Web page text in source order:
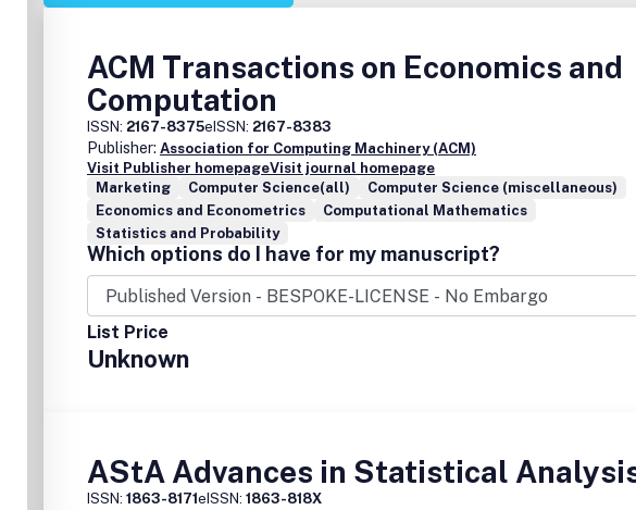
ACM Transactions on Economics and
Computation
ISSN: 2167-8375eISSN: 2167-8383
Publisher: Association for Computing Machinery (ACM)
Visit Publisher homepageVisit journal homepage
Marketing
Computer Science(all)
Computer Science (miscellaneous)
Economics and Econometrics
Computational Mathematics
Statistics and Probability
Which options do I have for my manuscript?
List Price
Unknown
AStA Advances in Statistical
ISSN: 1863-8171eISSN: 1863-818X